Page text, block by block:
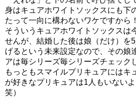
身はキュアホワイトソックスにも下
たって一向に構わないワケですか
そういうキュアホワイトソックスは
せんが、結婚した後は娘（だけ）を
げるという未来設定なので、その娘
アは毎シリーズ毎シリーズチェック
もっともスマイルプリキュアにはキ
が好きなプリキュアは1人もいない
笑）